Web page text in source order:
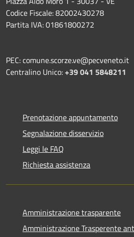
Codice Fiscale: 82002430278
Partita IVA: 01861800272
PEC: comune.scorze.ve@pecveneto.it
Centralino Unico:+39 041 5848211
Prenotazione appuntamento
Segnalazione disservizio
Leggi le FAQ
Richiesta assistenza
Amministrazione trasparente
Amministrazione Trasperente